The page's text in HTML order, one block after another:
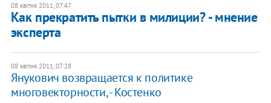
08 квітня 2011, 07:47
Как прекратить пытки в милиции? - мнение
эксперта
08 квітня 2011, 07:28
Янукович возвращается к политике
многовекторности, - Костенко